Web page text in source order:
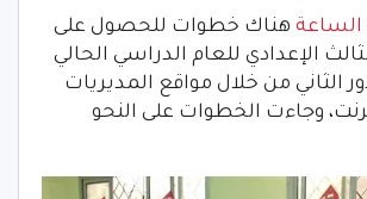
الساعة هناك خطوات للحصول على
الإعدادي للعام الدراسي الحالي
2022 الدور الثاني من خلال مواقع المديريات
وجاءت الخطوات على النحو